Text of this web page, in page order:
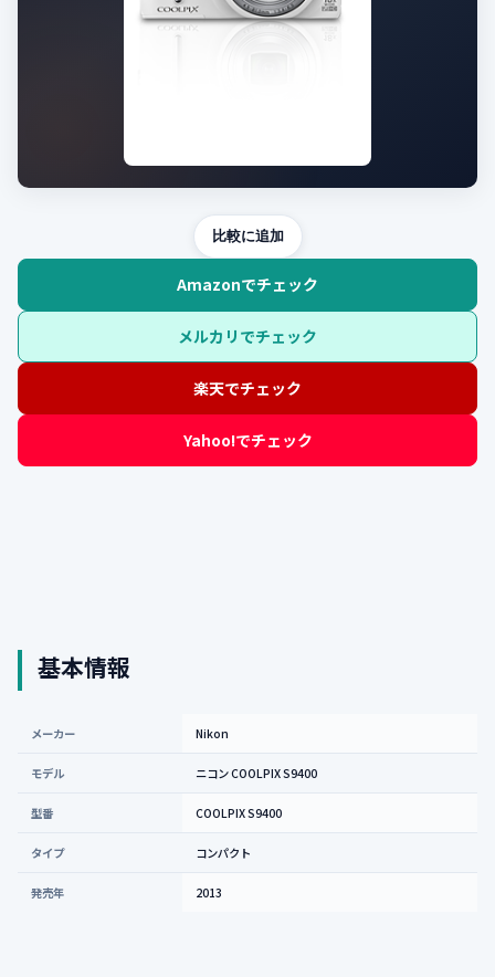
比較に追加
Amazonでチェック
メルカリでチェック
楽天でチェック
Yahoo!でチェック
基本情報
メーカー Nikon
モデル ニコン COOLPIX S9400
型番 COOLPIX S9400
タイプ コンパクト
発売年 2013